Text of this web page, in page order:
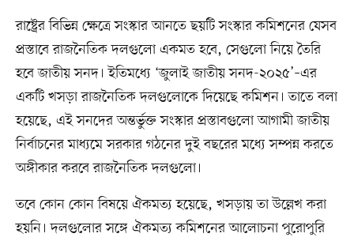
রাষ্ট্রের বিভিন্ন ক্ষেত্রে সংস্কার আনতে ছয়টি সংস্কার কমিশনের যেসব
প্রস্তাবে রাজনৈতিক দলগুলো একমত হবে, সেগুলো নিয়ে তৈরি
হবে জাতীয় সনদ। ইতিমধ্যে ‘জুলাই জাতীয় সনদ-২০২৫’–এর
একটি খসড়া রাজনৈতিক দলগুলোকে দিয়েছে কমিশন। তাতে বলা
হয়েছে, এই সনদের অন্তর্ভুক্ত সংস্কার প্রস্তাবগুলো আগামী জাতীয়
নির্বাচনের মাধ্যমে সরকার গঠনের দুই বছরের মধ্যে সম্পন্ন করতে
অঙ্গীকার করবে রাজনৈতিক দলগুলো।
তবে কোন কোন বিষয়ে ঐকমত্য হয়েছে, খসড়ায় তা উল্লেখ করা
হয়নি। দলগুলোর সঙ্গে ঐকমত্য কমিশনের আলোচনা পুরোপুরি